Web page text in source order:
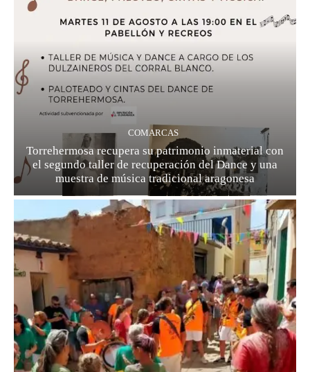
COMARCAS
Torrehermosa recupera su patrimonio inmaterial con
el segundo taller de recuperación del Dance y una
muestra de música tradicional aragonesa